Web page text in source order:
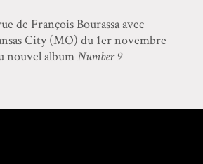
de François Bourassa avec
City (MO) du 1er novembre
nouvel albumNumber 9